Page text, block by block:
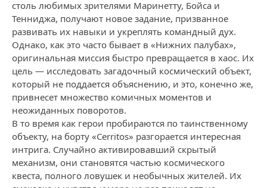
столь любимых зрителями Маринетту, Бойса и
Тенниджа, получают новое задание, призванное
развивать их навыки и укреплять командный дух.
Однако, как это часто бывает в «Нижних палубах»,
оригинальная миссия быстро превращается в хаос. Их
цель — исследовать загадочный космический объект,
который не поддается объяснению, и это, конечно же,
привнесет множество комичных моментов и
неожиданных поворотов.
В то время как герои пробираются по таинственному
объекту, на борту «Cerritos» разгорается интересная
интрига. Случайно активировавший скрытый
механизм, они становятся частью космического
квеста, полного ловушек и необычных жителей. Их